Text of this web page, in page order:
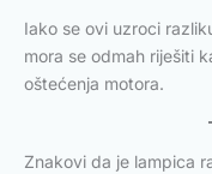
Iako se ovi uzroci
mora se odmah riješiti
oštećenja motora.
Znakovi da je lampica